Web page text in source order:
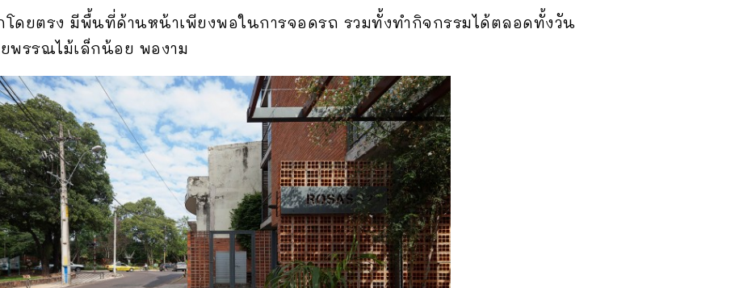
ดยตรง มีพื้นที่ด้านหน้าเพียงพอในการจอดรถ รวมทั้งทำกิจกรรมได้ตลอดทั้งวัน
พรรณไม้เล็กน้อย พองาม